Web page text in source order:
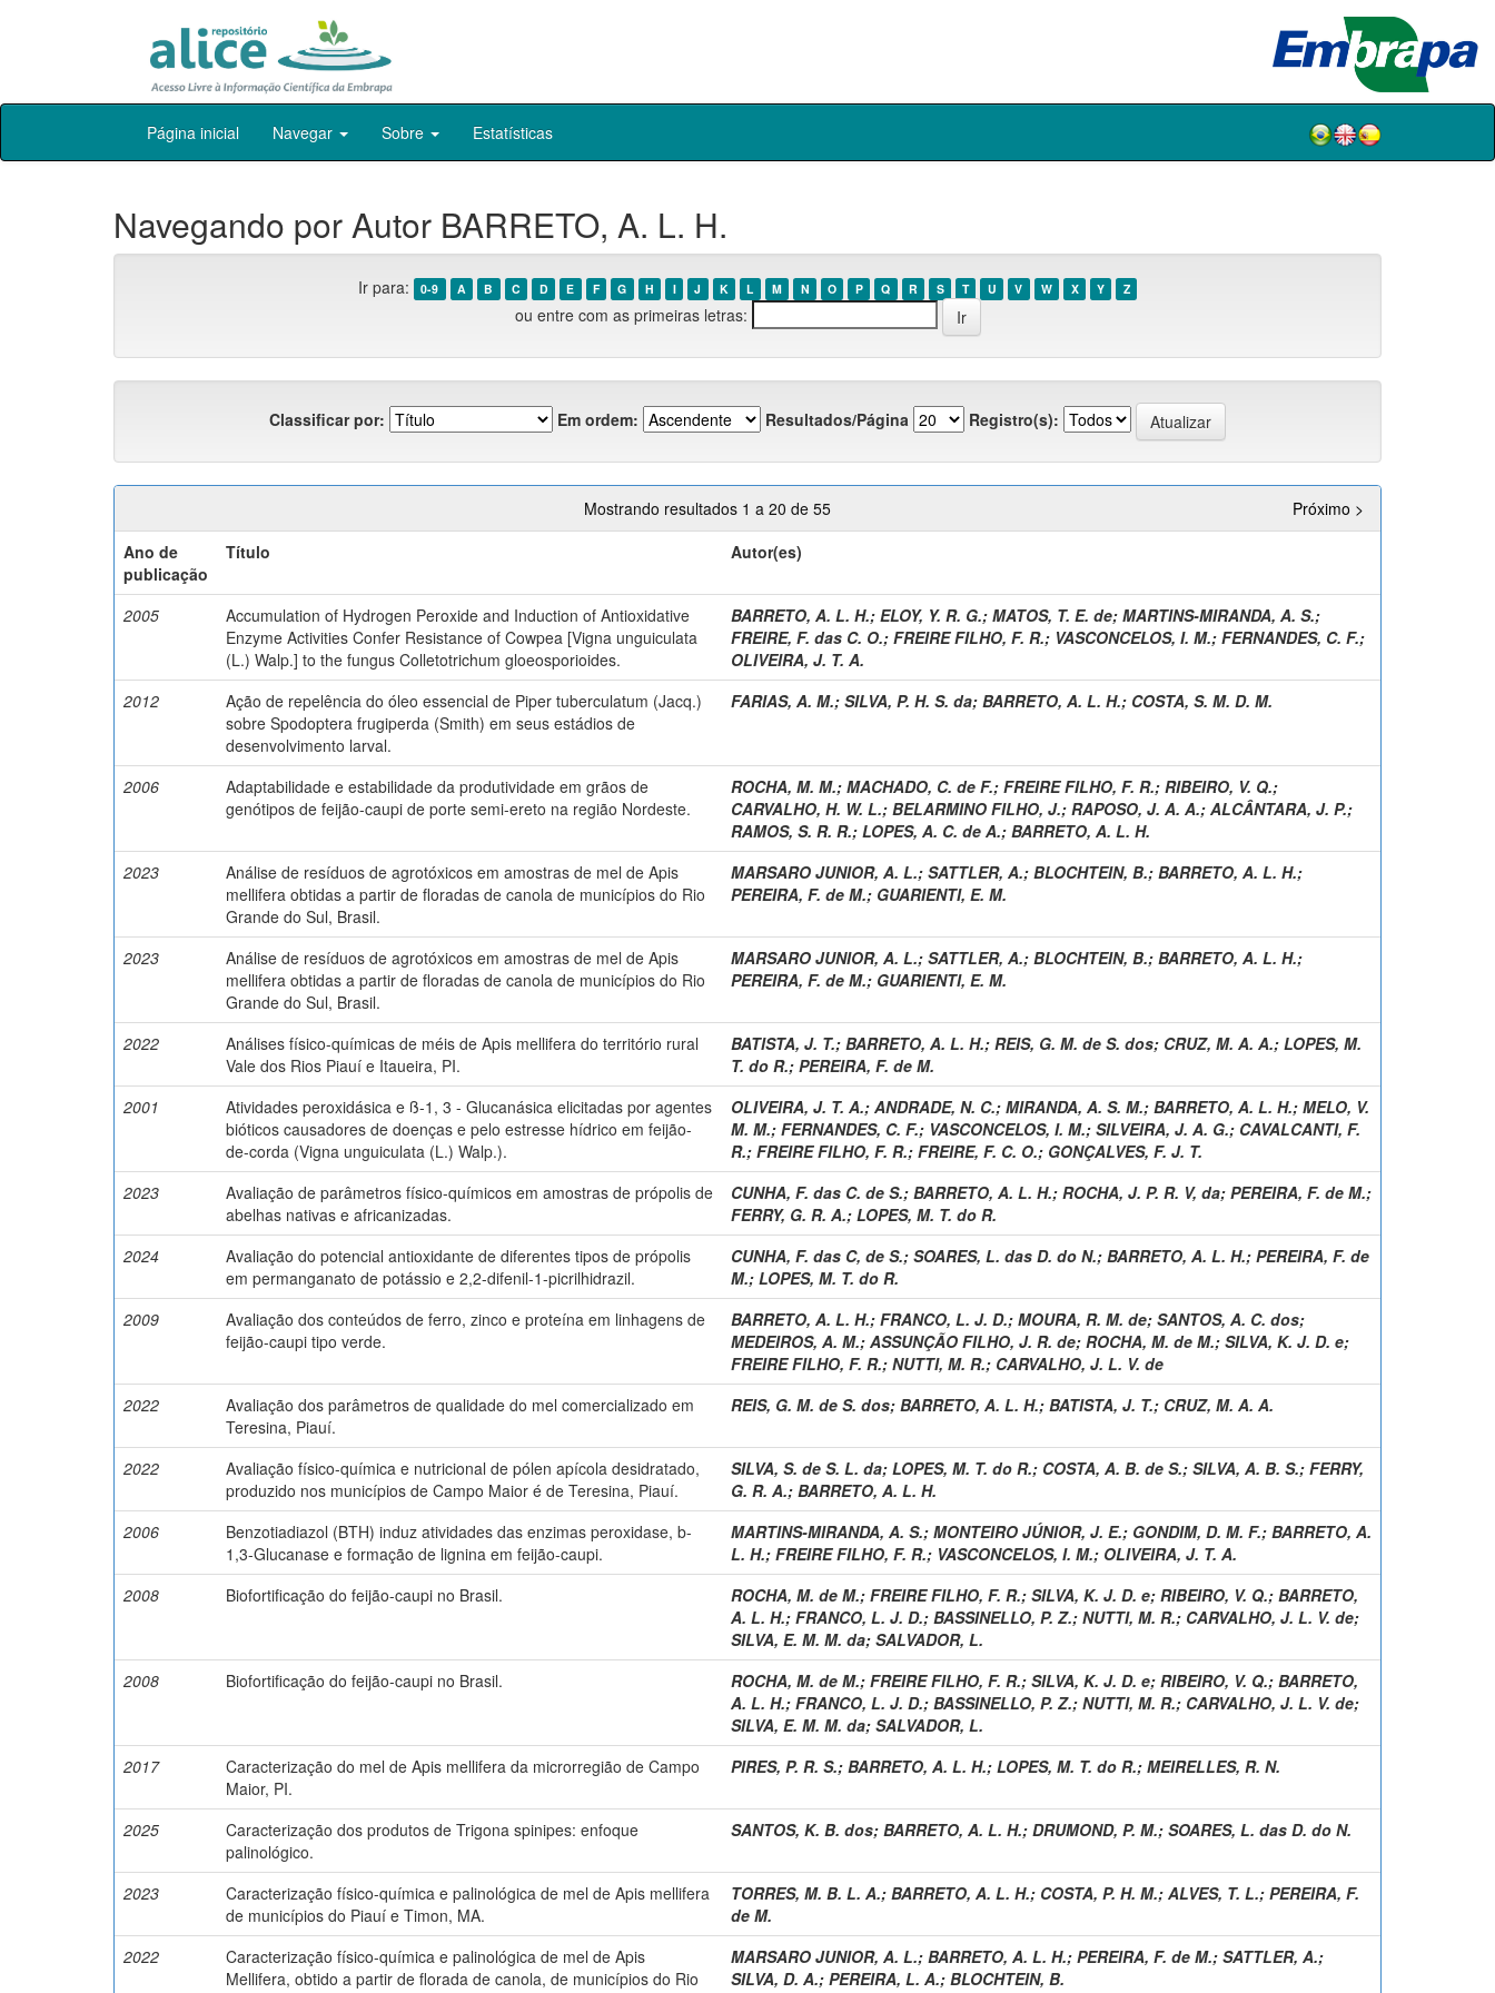
Skip
Página inicial Navegar Sobre Estatísticas
Navegando por Autor BARRETO, A. L. H.
Ir para: 0-9 A B C D E F G H I J K L M N O P Q R S T U V W X Y Z
ou entre com as primeiras letras:
Classificar por: Em ordem: Resultados/Página Registro(s):
Mostrando resultados 1 a 20 de 55
Próximo >
Ano de
publicação
Título Autor(es)
2005
Accumulation of Hydrogen Peroxide and Induction of Antioxidative
Enzyme Activities Confer Resistance of Cowpea [Vigna unguiculata
(L.) Walp.] to the fungus Colletotrichum gloeosporioides.
BARRETO, A. L. H.; ELOY, Y. R. G.; MATOS, T. E. de; MARTINS-MIRANDA, A. S.;
FREIRE, F. das C. O.; FREIRE FILHO, F. R.; VASCONCELOS, I. M.; FERNANDES, C. F.;
OLIVEIRA, J. T. A.
2012
Ação de repelência do óleo essencial de Piper tuberculatum (Jacq.)
sobre Spodoptera frugiperda (Smith) em seus estádios de
desenvolvimento larval.
FARIAS, A. M.; SILVA, P. H. S. da; BARRETO, A. L. H.; COSTA, S. M. D. M.
2006
Adaptabilidade e estabilidade da produtividade em grãos de
genótipos de feijão-caupi de porte semi-ereto na região Nordeste.
ROCHA, M. M.; MACHADO, C. de F.; FREIRE FILHO, F. R.; RIBEIRO, V. Q.;
CARVALHO, H. W. L.; BELARMINO FILHO, J.; RAPOSO, J. A. A.; ALCÂNTARA, J. P.;
RAMOS, S. R. R.; LOPES, A. C. de A.; BARRETO, A. L. H.
2023
Análise de resíduos de agrotóxicos em amostras de mel de Apis
mellifera obtidas a partir de floradas de canola de municípios do Rio
Grande do Sul, Brasil.
MARSARO JUNIOR, A. L.; SATTLER, A.; BLOCHTEIN, B.; BARRETO, A. L. H.;
PEREIRA, F. de M.; GUARIENTI, E. M.
2023
Análise de resíduos de agrotóxicos em amostras de mel de Apis
mellifera obtidas a partir de floradas de canola de municípios do Rio
Grande do Sul, Brasil.
MARSARO JUNIOR, A. L.; SATTLER, A.; BLOCHTEIN, B.; BARRETO, A. L. H.;
PEREIRA, F. de M.; GUARIENTI, E. M.
2022
Análises físico-químicas de méis de Apis mellifera do território rural
Vale dos Rios Piauí e Itaueira, PI.
BATISTA, J. T.; BARRETO, A. L. H.; REIS, G. M. de S. dos; CRUZ, M. A. A.; LOPES, M.
T. do R.; PEREIRA, F. de M.
2001
Atividades peroxidásica e ß-1, 3 - Glucanásica elicitadas por agentes
bióticos causadores de doenças e pelo estresse hídrico em feijão-
de-corda (Vigna unguiculata (L.) Walp.).
OLIVEIRA, J. T. A.; ANDRADE, N. C.; MIRANDA, A. S. M.; BARRETO, A. L. H.; MELO, V.
M. M.; FERNANDES, C. F.; VASCONCELOS, I. M.; SILVEIRA, J. A. G.; CAVALCANTI, F.
R.; FREIRE FILHO, F. R.; FREIRE, F. C. O.; GONÇALVES, F. J. T.
2023
Avaliação de parâmetros físico-químicos em amostras de própolis de
abelhas nativas e africanizadas.
CUNHA, F. das C. de S.; BARRETO, A. L. H.; ROCHA, J. P. R. V, da; PEREIRA, F. de M.;
FERRY, G. R. A.; LOPES, M. T. do R.
2024
Avaliação do potencial antioxidante de diferentes tipos de própolis
em permanganato de potássio e 2,2-difenil-1-picrilhidrazil.
CUNHA, F. das C, de S.; SOARES, L. das D. do N.; BARRETO, A. L. H.; PEREIRA, F. de
M.; LOPES, M. T. do R.
2009
Avaliação dos conteúdos de ferro, zinco e proteína em linhagens de
feijão-caupi tipo verde.
BARRETO, A. L. H.; FRANCO, L. J. D.; MOURA, R. M. de; SANTOS, A. C. dos;
MEDEIROS, A. M.; ASSUNÇÃO FILHO, J. R. de; ROCHA, M. de M.; SILVA, K. J. D. e;
FREIRE FILHO, F. R.; NUTTI, M. R.; CARVALHO, J. L. V. de
2022
Avaliação dos parâmetros de qualidade do mel comercializado em
Teresina, Piauí.
REIS, G. M. de S. dos; BARRETO, A. L. H.; BATISTA, J. T.; CRUZ, M. A. A.
2022
Avaliação físico-química e nutricional de pólen apícola desidratado,
produzido nos municípios de Campo Maior é de Teresina, Piauí.
SILVA, S. de S. L. da; LOPES, M. T. do R.; COSTA, A. B. de S.; SILVA, A. B. S.; FERRY,
G. R. A.; BARRETO, A. L. H.
2006
Benzotiadiazol (BTH) induz atividades das enzimas peroxidase, b-
1,3-Glucanase e formação de lignina em feijão-caupi.
MARTINS-MIRANDA, A. S.; MONTEIRO JÚNIOR, J. E.; GONDIM, D. M. F.; BARRETO, A.
L. H.; FREIRE FILHO, F. R.; VASCONCELOS, I. M.; OLIVEIRA, J. T. A.
2008
Biofortificação do feijão-caupi no Brasil. ROCHA, M. de M.; FREIRE FILHO, F. R.; SILVA, K. J. D. e; RIBEIRO, V. Q.; BARRETO,
A. L. H.; FRANCO, L. J. D.; BASSINELLO, P. Z.; NUTTI, M. R.; CARVALHO, J. L. V. de;
SILVA, E. M. M. da; SALVADOR, L.
2008
Biofortificação do feijão-caupi no Brasil. ROCHA, M. de M.; FREIRE FILHO, F. R.; SILVA, K. J. D. e; RIBEIRO, V. Q.; BARRETO,
A. L. H.; FRANCO, L. J. D.; BASSINELLO, P. Z.; NUTTI, M. R.; CARVALHO, J. L. V. de;
SILVA, E. M. M. da; SALVADOR, L.
2017
Caracterização do mel de Apis mellifera da microrregião de Campo
Maior, PI.
PIRES, P. R. S.; BARRETO, A. L. H.; LOPES, M. T. do R.; MEIRELLES, R. N.
2025
Caracterização dos produtos de Trigona spinipes: enfoque
palinológico.
SANTOS, K. B. dos; BARRETO, A. L. H.; DRUMOND, P. M.; SOARES, L. das D. do N.
2023
Caracterização físico-química e palinológica de mel de Apis mellifera
de municípios do Piauí e Timon, MA.
TORRES, M. B. L. A.; BARRETO, A. L. H.; COSTA, P. H. M.; ALVES, T. L.; PEREIRA, F.
de M.
2022
Caracterização físico-química e palinológica de mel de Apis
Mellifera, obtido a partir de florada de canola, de municípios do Rio
MARSARO JUNIOR, A. L.; BARRETO, A. L. H.; PEREIRA, F. de M.; SATTLER, A.;
SILVA, D. A.; PEREIRA, L. A.; BLOCHTEIN, B.